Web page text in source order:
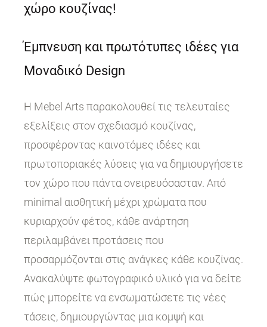
χώρο κουζίνας!
Έμπνευση και πρωτότυπες ιδέες για
Μοναδικό Design
Η Mebel Arts παρακολουθεί τις τελευταίες
εξελίξεις στον σχεδιασμό κουζίνας,
προσφέροντας καινοτόμες ιδέες και
πρωτοποριακές λύσεις για να δημιουργήσετε
τον χώρο που πάντα ονειρευόσασταν. Από
minimal αισθητική μέχρι χρώματα που
κυριαρχούν φέτος, κάθε ανάρτηση
περιλαμβάνει προτάσεις που
προσαρμόζονται στις ανάγκες κάθε κουζίνας.
Ανακαλύψτε φωτογραφικό υλικό για να δείτε
πώς μπορείτε να ενσωματώσετε τις νέες
τάσεις, δημιουργώντας μια κομψή και